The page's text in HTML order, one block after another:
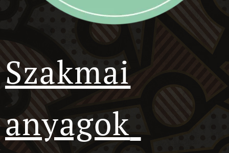
Szakmai
anyagok